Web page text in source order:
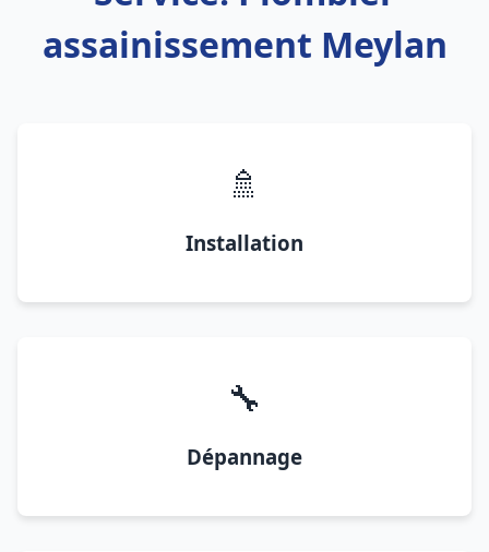
assainissement Meylan
🚿
Installation
🔧
Dépannage